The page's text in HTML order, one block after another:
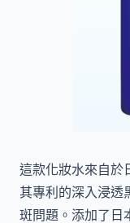
這款化妝水來自於
其專利的深入浸透
斑問題。添加了日